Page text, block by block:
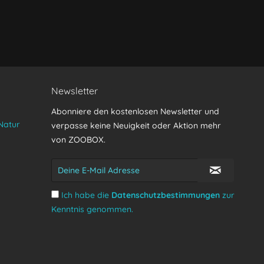
Newsletter
Abonniere den kostenlosen Newsletter und
verpasse keine Neuigkeit oder Aktion mehr
von ZOOBOX.
Ich habe die Datenschutzbestimmungen zur
Kenntnis genommen.